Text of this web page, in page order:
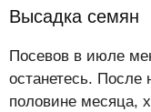
Высадка семян
Посевов в июле
останетесь. После
половине месяца,